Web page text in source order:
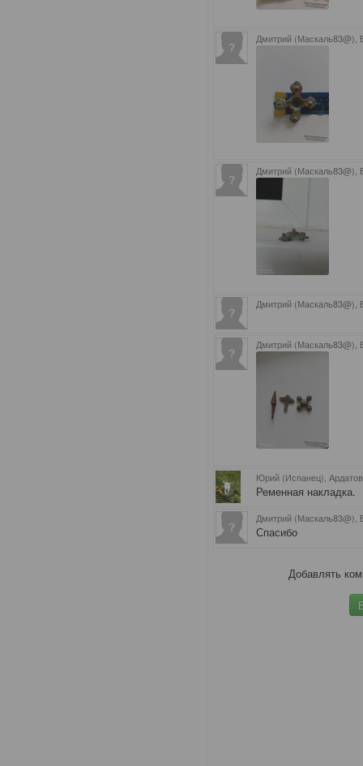
Дмитрий (Маскаль83@),
Дмитрий (Маскаль83@),
Дмитрий (Маскаль83@),
Дмитрий (Маскаль83@),
Юрий (Испанец), Ардатов
Ременная накладка.
Дмитрий (Маскаль83@),
Спасибо
Добавлять